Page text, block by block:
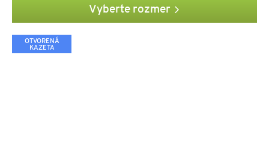
Vyberte rozmer
OTVORENÁ
KAZETA